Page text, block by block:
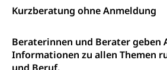
Kurzberatung ohne Anmeldung
Beraterinnen und Berater geben
Informationen zu allen Themen
Werkankäufe, Kunstankäufe, Kunst
Kulturförderung und